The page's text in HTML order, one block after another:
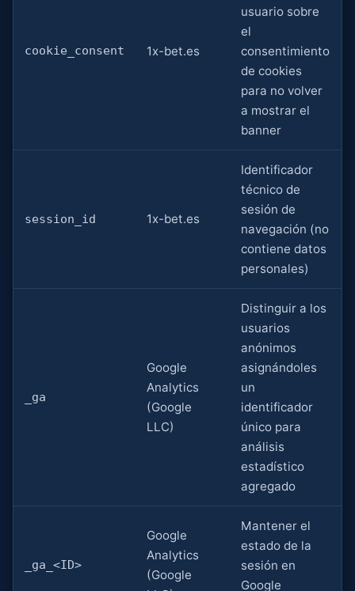
cookie_consent 1x-bet.es
usuario sobre
el
consentimiento
de cookies
para no volver
a mostrar el
banner
session_id 1x-bet.es
Identificador
técnico de
sesión de
navegación (no
contiene datos
personales)
_ga
Google
Analytics
(Google
LLC)
Distinguir a los
usuarios
anónimos
asignándoles
un
identificador
único para
análisis
estadístico
agregado
_ga_<ID>
Google
Analytics
(Google
Mantener el
estado de la
sesión en
Google